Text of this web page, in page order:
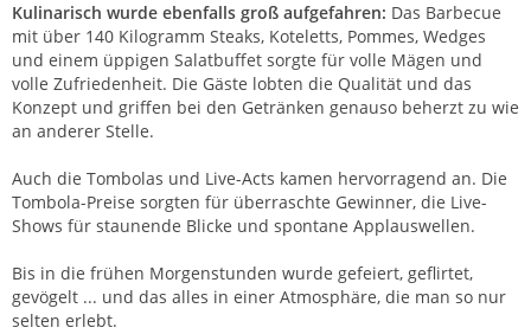
Kulinarisch wurde ebenfalls groß aufgefahren: Das Barbecue
mit über 140 Kilogramm Steaks, Koteletts, Pommes, Wedges
und einem üppigen Salatbuffet sorgte für volle Mägen und
volle Zufriedenheit. Die Gäste lobten die Qualität und das
Konzept und griffen bei den Getränken genauso beherzt zu wie
an anderer Stelle.
Auch die Tombolas und Live-Acts kamen hervorragend an. Die
Tombola-Preise sorgten für überraschte Gewinner, die Live-
Shows für staunende Blicke und spontane Applauswellen.
Bis in die frühen Morgenstunden wurde gefeiert, geflirtet,
gevögelt ... und das alles in einer Atmosphäre, die man so nur
selten erlebt.